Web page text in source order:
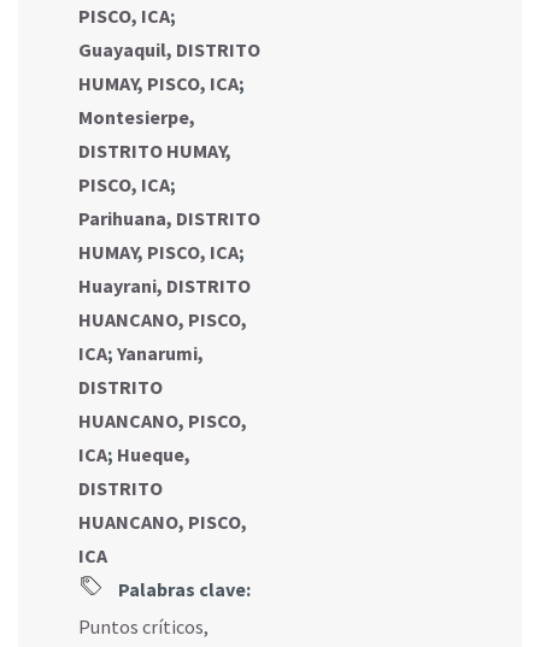
PISCO, ICA;
Guayaquil, DISTRITO
HUMAY, PISCO, ICA;
Montesierpe,
DISTRITO HUMAY,
PISCO, ICA;
Parihuana, DISTRITO
HUMAY, PISCO, ICA;
Huayrani, DISTRITO
HUANCANO, PISCO,
ICA; Yanarumi,
DISTRITO
HUANCANO, PISCO,
ICA; Hueque,
DISTRITO
HUANCANO, PISCO,
ICA
Palabras clave:
Puntos críticos,